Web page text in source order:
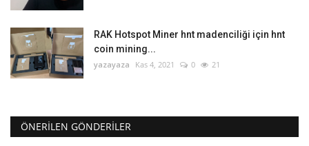
RAK Hotspot Miner hnt madenciliği için hnt
coin mining...
yazayaza Kas 4, 2021 0 21
ÖNERILEN GÖNDERILER